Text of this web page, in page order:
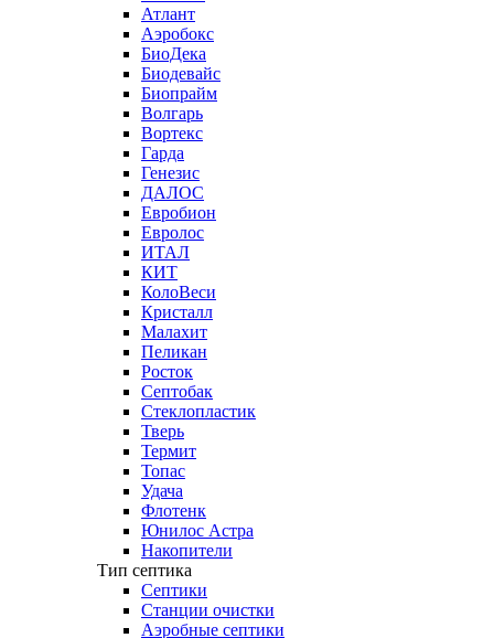
Атлант
Аэробокс
БиоДека
Биодевайс
Биопрайм
Волгарь
Вортекс
Гарда
Генезис
ДАЛОС
Евробион
Евролос
ИТАЛ
КИТ
КолоВеси
Кристалл
Малахит
Пеликан
Росток
Септобак
Стеклопластик
Тверь
Термит
Топас
Удача
Флотенк
Юнилос Астра
Накопители
Тип септика
Септики
Станции очистки
Аэробные септики